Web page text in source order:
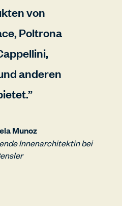
von
Poltrona
anderen
Munoz
Innenarchitektin bei